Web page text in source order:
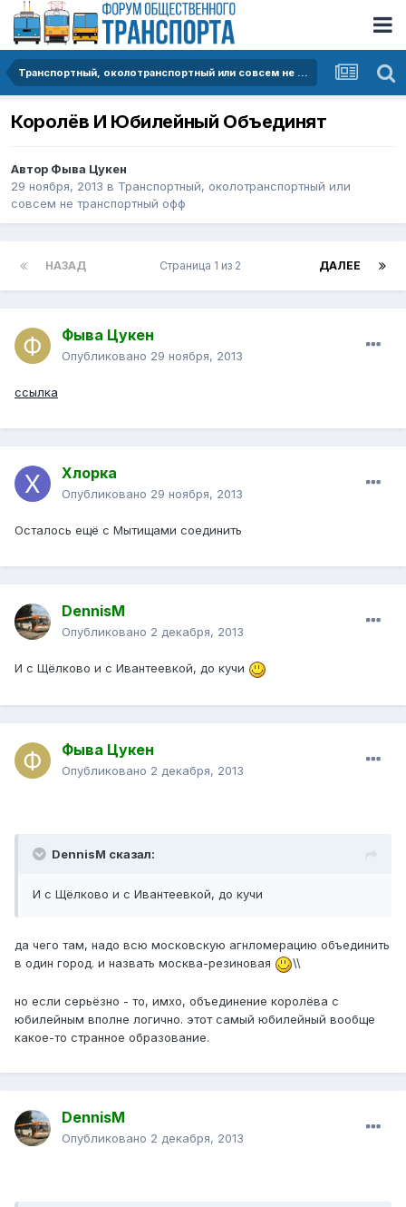
Транспортный, околотранспортный или совсем не транспортный офф
Королёв И Юбилейный Объединят
Автор Фыва Цукен
29 ноября, 2013 в Транспортный, околотранспортный или
совсем не транспортный офф
НАЗАД ДАЛЕЕ
Страница 1 из 2
Фыва Цукен
Опубликовано 29 ноября, 2013
ссылка
Хлорка
Опубликовано 29 ноября, 2013
Осталось ещё с Мытищами соединить
DennisM
Опубликовано 2 декабря, 2013
И с Щёлково и с Ивантеевкой, до кучи
Фыва Цукен
Опубликовано 2 декабря, 2013
DennisM сказал:
И с Щёлково и с Ивантеевкой, до кучи
да чего там, надо всю московскую агнломерацию объединить
в один город. и назвать москва-резиновая
\\
но если серьёзно - то, имхо, объединение королёва с
юбилейным вполне логично. этот самый юбилейный вообще
какое-то странное образование.
DennisM
Опубликовано 2 декабря, 2013